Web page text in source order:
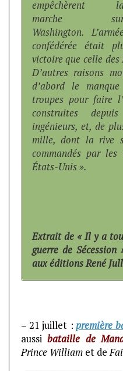
empêchèrent
marche
Washington.
confédérée était
victoire que celle
D’autres raisons
d’abord le
troupes pour faire
construites
ingénieurs, et, de
mille, dont la rive
commandés par les
États-Unis ».
Extrait de « Il y a
guerre de
aux éditions René
– 21 juillet :première
aussibataille de
Prince William et de